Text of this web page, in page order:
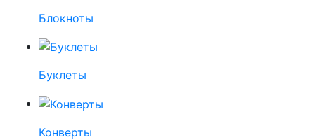
Блокноты
Буклеты
Конверты